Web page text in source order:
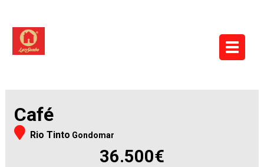
Café
Rio Tinto Gondomar
36.500€